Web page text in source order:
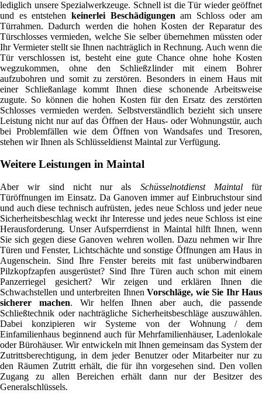
lediglich unsere Spezialwerkzeuge. Schnell ist die Tür wieder geöffnet
und es entstehen keinerlei Beschädigungen am Schloss oder am
Türrahmen. Dadurch werden die hohen Kosten der Reparatur des
Türschlosses vermieden, welche Sie selber übernehmen müssten oder
Ihr Vermieter stellt sie Ihnen nachträglich in Rechnung. Auch wenn die
Tür verschlossen ist, besteht eine gute Chance ohne hohe Kosten
wegzukommen, ohne den Schließzlinder mit einem Bohrer
aufzubohren und somit zu zerstören. Besonders in einem Haus mit
einer Schließanlage kommt Ihnen diese schonende Arbeitsweise
zugute. So können die hohen Kosten für den Ersatz des zerstörten
Schlosses vermieden werden. Selbstverständlich bezieht sich unsere
Leistung nicht nur auf das Öffnen der Haus- oder Wohnungstür, auch
bei Problemfällen wie dem Öffnen von Wandsafes und Tresoren,
stehen wir Ihnen als Schlüsseldienst Maintal zur Verfügung.
Weitere Leistungen in Maintal
Aber wir sind nicht nur als Schüsselnotdienst Maintalfür
Türöffnungen im Einsatz. Da Ganoven immer auf Einbruchstour sind
und auch diese technisch aufrüsten, jedes neue Schloss und jeder neue
Sicherheitsbeschlag weckt ihr Interesse und jedes neue Schloss ist eine
Herausforderung. Unser Aufsperrdienst in Maintal hilft Ihnen, wenn
Sie sich gegen diese Ganoven wehren wollen. Dazu nehmen wir Ihre
Türen und Fenster, Lichtschächte und sonstige Öffnungen am Haus in
Augenschein. Sind Ihre Fenster bereits mit fast unüberwindbaren
Pilzkopfzapfen ausgerüstet? Sind Ihre Türen auch schon mit einem
Panzerriegel gesichert? Wir zeigen und erklären Ihnen die
Schwachstellen und unterbreiten Ihnen Vorschläge, wie Sie Ihr Haus
sicherer machen. Wir helfen Ihnen aber auch, die passende
Schließtechnik oder nachträgliche Sicherheitsbeschläge auszuwählen.
Dabei konzipieren wir Systeme von der Wohnung / dem
Einfamilienhaus beginnend auch für Mehrfamilienhäuser, Ladenlokale
oder Bürohäuser. Wir entwickeln mit Ihnen gemeinsam das System der
Zutrittsberechtigung, in dem jeder Benutzer oder Mitarbeiter nur zu
den Räumen Zutritt erhält, die für ihn vorgesehen sind. Den vollen
Zugang zu allen Bereichen erhält dann nur der Besitzer des
Generalschlüssels.